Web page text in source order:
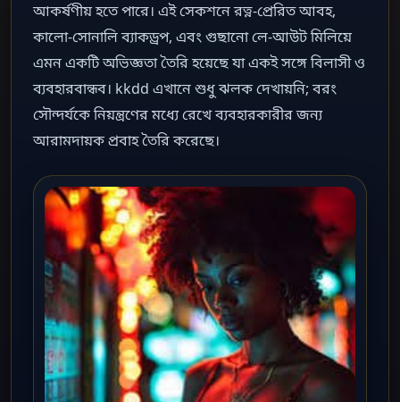
আকর্ষণীয় হতে পারে। এই সেকশনে রত্ন-প্রেরিত আবহ,
কালো-সোনালি ব্যাকড্রপ, এবং গুছানো লে-আউট মিলিয়ে
এমন একটি অভিজ্ঞতা তৈরি হয়েছে যা একই সঙ্গে বিলাসী ও
ব্যবহারবান্ধব। kkdd এখানে শুধু ঝলক দেখায়নি; বরং
সৌন্দর্যকে নিয়ন্ত্রণের মধ্যে রেখে ব্যবহারকারীর জন্য
আরামদায়ক প্রবাহ তৈরি করেছে।